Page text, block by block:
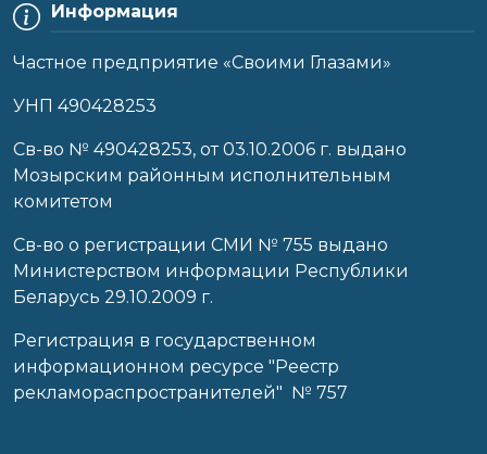
Информация
Частное предприятие «Своими Глазами»
УНП 490428253
Cв-во № 490428253, от 03.10.2006 г. выдано
Мозырским районным исполнительным
комитетом
Св-во о регистрации СМИ № 755 выдано
Министерством информации Республики
Беларусь 29.10.2009 г.
Регистрация в государственном
информационном ресурсе "Реестр
рекламораспространителей" № 757